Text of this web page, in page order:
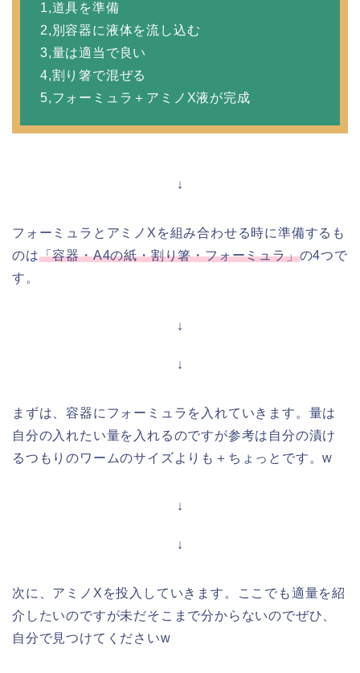
1,道具を準備
2,別容器に液体を流し込む
3,量は適当で良い
4,割り箸で混ぜる
5,フォーミュラ＋アミノX液が完成
↓
フォーミュラとアミノXを組み合わせる時に準備するも
のは「容器・A4の紙・割り箸・フォーミュラ」の4つで
す。
↓
↓
まずは、容器にフォーミュラを入れていきます。量は
自分の入れたい量を入れるのですが参考は自分の漬け
るつもりのワームのサイズよりも＋ちょっとです。w
↓
↓
次に、アミノXを投入していきます。ここでも適量を紹
介したいのですが未だそこまで分からないのでぜひ、
自分で見つけてくださいw